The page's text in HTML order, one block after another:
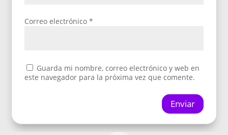
Correo electrónico*
Guarda mi nombre, correo electrónico y web en
este navegador para la próxima vez que comente.
Enviar